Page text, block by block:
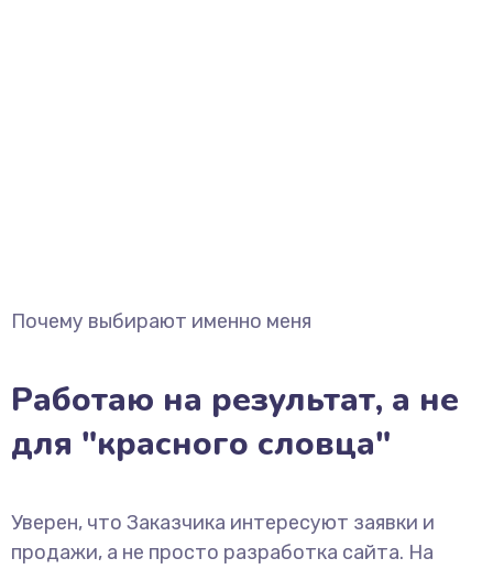
Почему выбирают именно меня
Работаю на результат, а не
для "красного словца"
Уверен, что Заказчика интересуют заявки и
продажи, а не просто разработка сайта. На